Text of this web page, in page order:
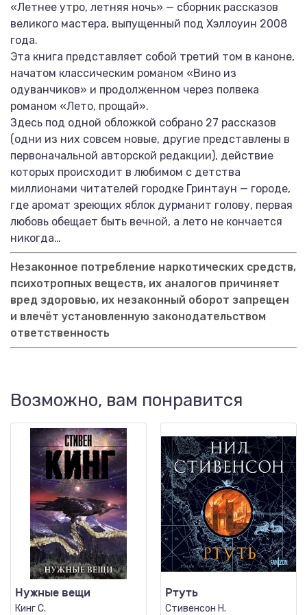
«Летнее утро, летняя ночь» — сборник рассказов
великого мастера, выпущенный под Хэллоуин 2008
года.
Эта книга представляет собой третий том в каноне,
начатом классическим романом «Вино из
одуванчиков» и продолженном через полвека
романом «Лето, прощай».
Здесь под одной обложкой собрано 27 рассказов
(одни из них совсем новые, другие представлены в
первоначальной авторской редакции), действие
которых происходит в любимом с детства
миллионами читателей городке Гринтаун — городе,
где аромат зреющих яблок дурманит голову, первая
любовь обещает быть вечной, а лето не кончается
никогда…
Незаконное потребление наркотических средств,
психотропных веществ, их аналогов причиняет
вред здоровью, их незаконный оборот запрещен
и влечёт установленную законодательством
ответственность
Возможно, вам понравится
Нужные вещи
Кинг С.
Ртуть
Стивенсон Н.